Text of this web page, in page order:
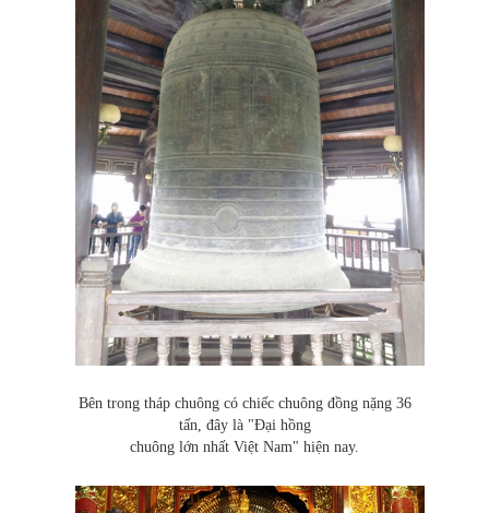
Bên trong tháp chuông có chiếc chuông đồng nặng 36
tấn, đây là "Đại hồng
chuông lớn nhất Việt Nam" hiện nay.